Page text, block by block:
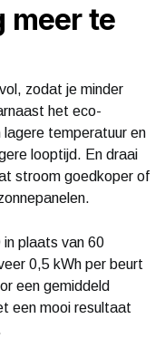
meer te
zodat je minder
het eco-
temperatuur en
looptijd. En draai
stroom goedkoper of
plaats van 60
0,5 kWh per beurt
een gemiddeld
een mooi resultaat